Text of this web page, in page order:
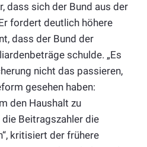
dass sich der Bund aus der
fordert deutlich höhere
dass der Bund der
schulde. „Es
nicht das passieren,
gesehen haben:
den Haushalt zu
Beitragszahler die
kritisiert der frühere